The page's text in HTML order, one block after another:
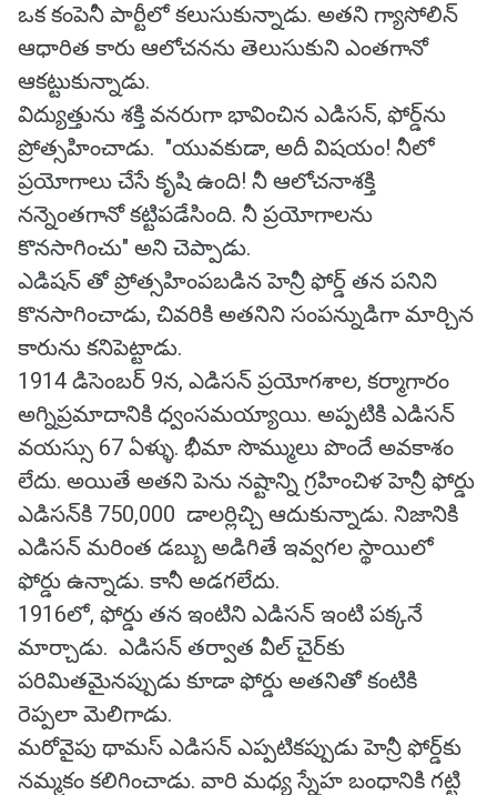
ఒక కంపెనీ పార్టీలో కలుసుకున్నాడు. అతని గ్యాసోలిన్
ఆధారిత కారు ఆలోచనను తెలుసుకుని ఎంతగానో
ఆకట్టుకున్నాడు.
విద్యుత్తును శక్తి వనరుగా భావించిన ఎడిసన్, ఫోర్డ్‌ను
ప్రోత్సహించాడు. "యువకుడా, అదీ విషయం! నీలో
ప్రయోగాలు చేసే కృషి ఉంది! నీ ఆలోచనాశక్తి
నన్నెంతగానో కట్టిపడేసింది. నీ ప్రయోగాలను
కొనసాగించు" అని చెప్పాడు.
ఎడిషన్ తో ప్రోత్సహింపబడిన హెన్రీ ఫోర్డ్ తన పనిని
కొనసాగించాడు, చివరికి అతనిని సంపన్నుడిగా మార్చిన
కారును కనిపెట్టాడు.
1914 డిసెంబర్ 9న, ఎడిసన్ ప్రయోగశాల, కర్మాగారం
అగ్నిప్రమాదానికి ధ్వంసమయ్యాయి. అప్పటికి ఎడిసన్
వయస్సు 67 ఏళ్ళు. భీమా సొమ్ములు పొందే అవకాశం
లేదు. అయితే అతని పెను నష్టాన్ని గ్రహించిళ హెన్రీ ఫోర్డు
ఎడిసన్‌కి 750,000 డాలర్లిచ్చి ఆదుకున్నాడు. నిజానికి
ఎడిసన్ మరింత డబ్బు అడిగితే ఇవ్వగల స్థాయిలో
ఫోర్డు ఉన్నాడు. కానీ అడగలేదు.
1916లో, ఫోర్డు తన ఇంటిని ఎడిసన్ ఇంటి పక్కనే
మార్చాడు. ఎడిసన్ తర్వాత వీల్ చైర్‌కు
పరిమితమైనప్పుడు కూడా ఫోర్డు అతనితో కంటికి
రెప్పలా మెలిగాడు.
మరోవైపు థామస్ ఎడిసన్ ఎప్పటికప్పుడు హెన్రీ ఫోర్డ్‌కు
నమ్మకం కలిగించాడు. వారి మధ్య స్నేహ బంధానికి గట్టి